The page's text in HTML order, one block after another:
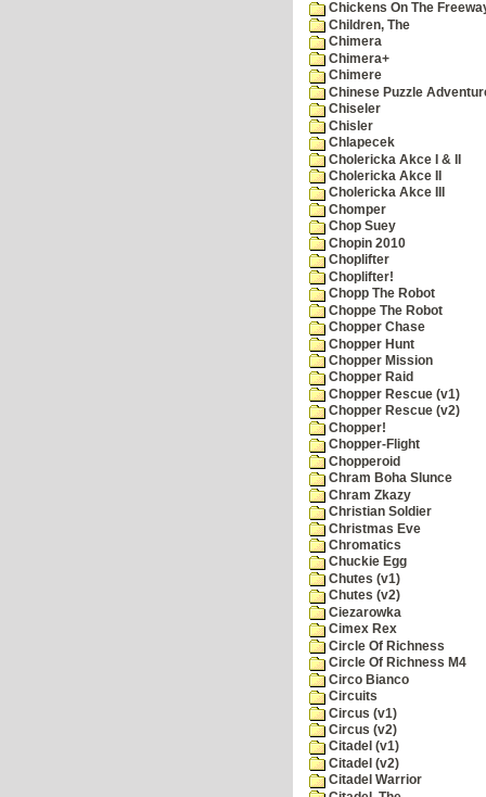
Chickens On The
Children, The
Chimera
Chimera+
Chimere
Chinese Puzzle
Chiseler
Chisler
Chlapecek
Cholericka Akce I & II
Cholericka Akce II
Cholericka Akce III
Chomper
Chop Suey
Chopin 2010
Choplifter
Choplifter!
Chopp The Robot
Choppe The Robot
Chopper Chase
Chopper Hunt
Chopper Mission
Chopper Raid
Chopper Rescue (v1)
Chopper Rescue (v2)
Chopper!
Chopper-Flight
Chopperoid
Chram Boha Slunce
Chram Zkazy
Christian Soldier
Christmas Eve
Chromatics
Chuckie Egg
Chutes (v1)
Chutes (v2)
Ciezarowka
Cimex Rex
Circle Of Richness
Circle Of Richness M4
Circo Bianco
Circuits
Circus (v1)
Circus (v2)
Citadel (v1)
Citadel (v2)
Citadel Warrior